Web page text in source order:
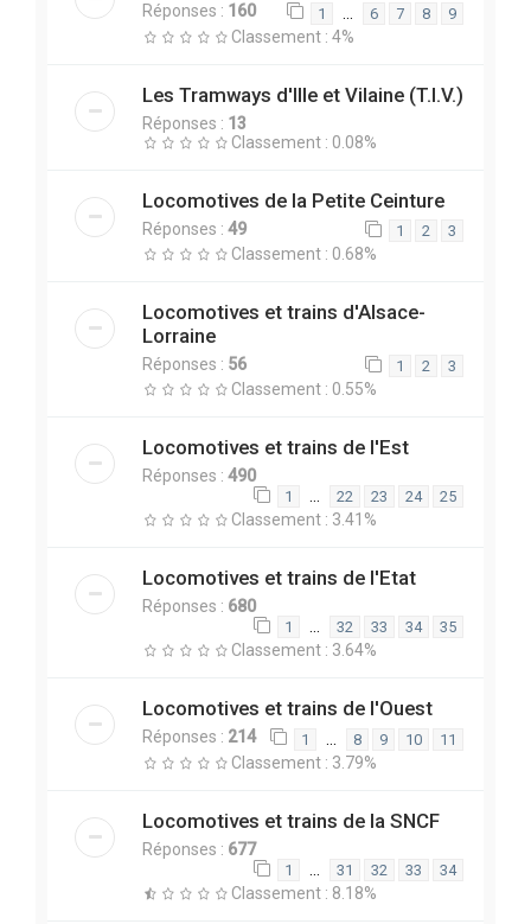
Réponses : 160 1 6 7 8 9
Classement : 4%
Les Tramways d'Ille et Vilaine (T.I.V.)
Réponses : 13
Classement : 0.08%
Locomotives de la Petite Ceinture
Réponses : 49 1 2 3
Classement : 0.68%
Locomotives et trains d'Alsace-
Lorraine
Réponses : 56 1 2 3
Classement : 0.55%
Locomotives et trains de l'Est
Réponses : 490
1 … 22 23 24 25
Classement : 3.41%
Locomotives et trains de l'Etat
Réponses : 680
1 … 32 33 34 35
Classement : 3.64%
Locomotives et trains de l'Ouest
Réponses : 214 1 8 9 10 11
Classement : 3.79%
Locomotives et trains de la SNCF
Réponses : 677
1 31 32 33 34
Classement : 8.18%